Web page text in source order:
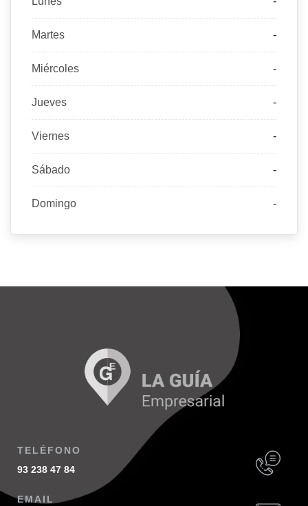
Martes -
Miércoles -
Jueves -
Viernes -
Sábado -
Domingo -
TELÉFONO
93 238 47 84
EMAIL